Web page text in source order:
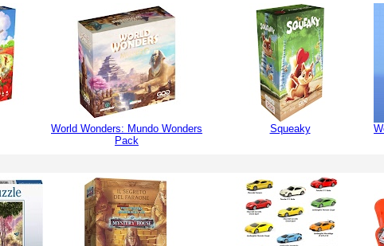
World Wonders: Mundo Wonders
Pack
Squeaky